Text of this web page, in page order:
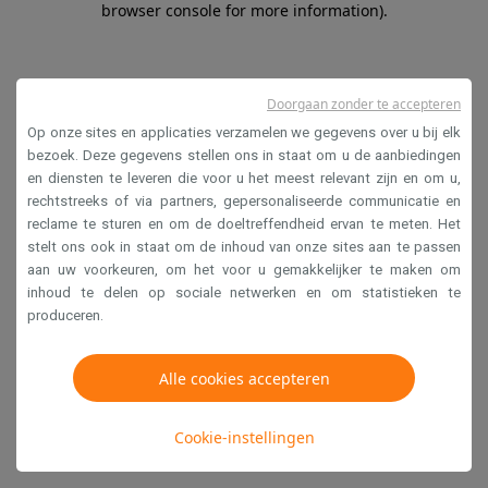
browser console for more information).
Op onze sites en applicaties verzamelen we gegevens over u bij elk
bezoek. Deze gegevens stellen ons in staat om u de aanbiedingen
en diensten te leveren die voor u het meest relevant zijn en om u,
rechtstreeks of via partners, gepersonaliseerde communicatie en
reclame te sturen en om de doeltreffendheid ervan te meten. Het
stelt ons ook in staat om de inhoud van onze sites aan te passen
aan uw voorkeuren, om het voor u gemakkelijker te maken om
inhoud te delen op sociale netwerken en om statistieken te
produceren.
Alle cookies accepteren
Cookie-instellingen
Doorgaan zonder te accepteren